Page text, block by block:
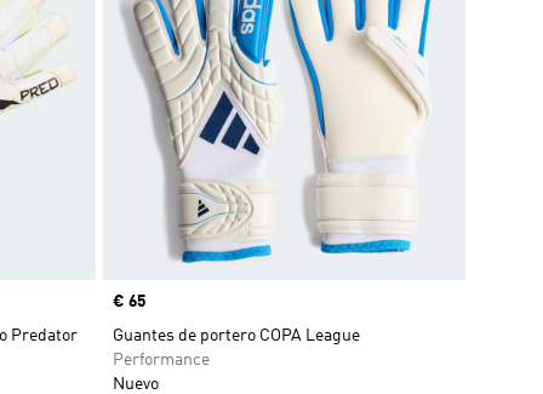
Predator
Precio
€ 65
Guantes de portero COPA League
Performance
Nuevo